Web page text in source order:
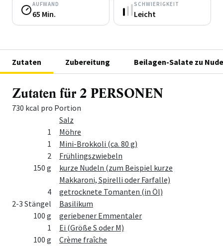
AUFWAND
65 Min.
SCHWIERIGKEIT
Leicht
Zutaten Zubereitung Beilagen-Salate zu
Zutaten für 2 PERSONEN
730 kcal pro Portion
Salz
1
Möhre
1
Mini-Brokkoli (ca. 80 g)
2
Frühlingszwiebeln
150 g
kurze Nudeln (zum Beispiel kurze
Makkaroni, Spirelli oder Farfalle)
4
getrocknete Tomanten (in Öl)
2-3 Stängel
Basilikum
100 g
geriebener Emmentaler
1
Ei (Größe S oder M)
100 g
Crème fraîche